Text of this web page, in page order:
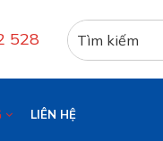
528
LIÊN HỆ